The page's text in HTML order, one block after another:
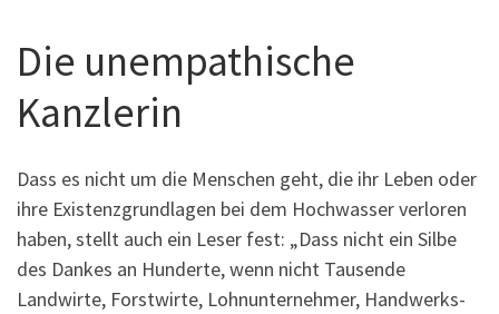
Die unempathische
Kanzlerin
Dass es nicht um die Menschen geht, die ihr Leben oder
ihre Existenzgrundlagen bei dem Hochwasser verloren
haben, stellt auch ein Leser fest: „Dass nicht ein Silbe
des Dankes an Hunderte, wenn nicht Tausende
Landwirte, Forstwirte, Lohnunternehmer, Handwerks-